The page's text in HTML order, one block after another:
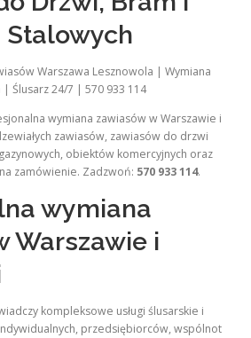
Stalowych
Warszawa Lesznowola | Wymiana
Ślusarz 24/7 | 570 933 114
wymiana zawiasów w Warszawie i
zawiasów, zawiasów do drzwi
obiektów komercyjnych oraz
zamówienie. Zadzwoń: 570 933 114.
wymiana
Warszawie i
kompleksowe usługi ślusarskie i
przedsiębiorców, wspólnot